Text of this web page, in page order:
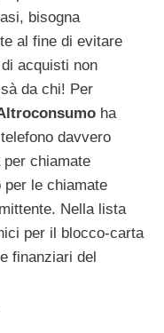
bisogna
al fine di evitare
acquisti non
da chi! Per
ha
davvero
chiamate
per le chiamate
Nella lista
per il blocco-carta
finanziari del